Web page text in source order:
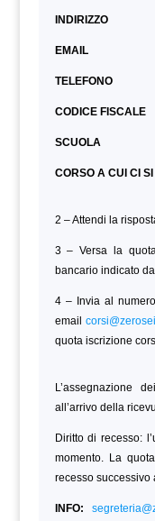
INDIRIZZO
EMAIL
TELEFONO
CODICE FISCALE
SCUOLA
CORSO A CUI CI
2 – Attendi la
3 – Versa la
bancario indicato
4 – Invia al
email
quota iscrizione
L’assegnazione
all’arrivo della
Diritto di recesso:
momento. La
recesso successivo
INFO: